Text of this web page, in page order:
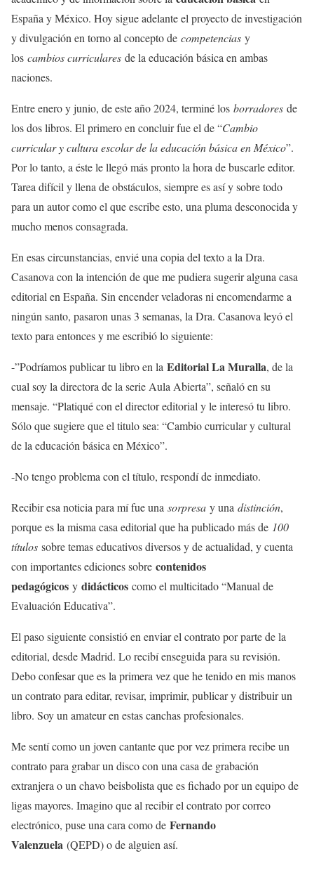
España y México. Hoy sigue adelante el proyecto de investigación
y divulgación en torno al concepto de competencias y
los cambios curriculares de la educación básica en ambas
naciones.
Entre enero y junio, de este año 2024, terminé los borradores de
los dos libros. El primero en concluir fue el de “Cambio
curricular y cultura escolar de la educación básica en México”.
Por lo tanto, a éste le llegó más pronto la hora de buscarle editor.
Tarea difícil y llena de obstáculos, siempre es así y sobre todo
para un autor como el que escribe esto, una pluma desconocida y
mucho menos consagrada.
En esas circunstancias, envié una copia del texto a la Dra.
Casanova con la intención de que me pudiera sugerir alguna casa
editorial en España. Sin encender veladoras ni encomendarme a
ningún santo, pasaron unas 3 semanas, la Dra. Casanova leyó el
texto para entonces y me escribió lo siguiente:
-”Podríamos publicar tu libro en la Editorial La Muralla, de la
cual soy la directora de la serie Aula Abierta”, señaló en su
mensaje. “Platiqué con el director editorial y le interesó tu libro.
Sólo que sugiere que el titulo sea: “Cambio curricular y cultural
de la educación básica en México”.
-No tengo problema con el título, respondí de inmediato.
Recibir esa noticia para mí fue una sorpresa y una distinción,
porque es la misma casa editorial que ha publicado más de 100
títulos sobre temas educativos diversos y de actualidad, y cuenta
con importantes ediciones sobre contenidos
pedagógicos y didácticos como el multicitado “Manual de
Evaluación Educativa”.
El paso siguiente consistió en enviar el contrato por parte de la
editorial, desde Madrid. Lo recibí enseguida para su revisión.
Debo confesar que es la primera vez que he tenido en mis manos
un contrato para editar, revisar, imprimir, publicar y distribuir un
libro. Soy un amateur en estas canchas profesionales.
Me sentí como un joven cantante que por vez primera recibe un
contrato para grabar un disco con una casa de grabación
extranjera o un chavo beisbolista que es fichado por un equipo de
ligas mayores. Imagino que al recibir el contrato por correo
electrónico, puse una cara como de Fernando
Valenzuela (QEPD) o de alguien así.